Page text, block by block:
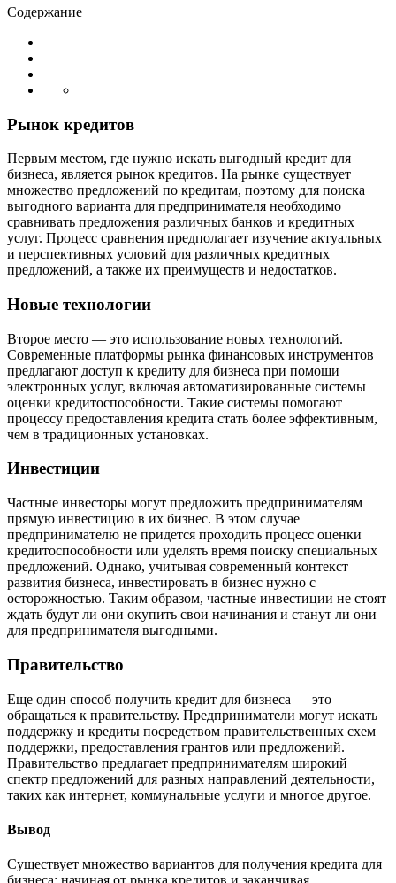
Содержание
Рынок кредитов
Первым местом, где нужно искать выгодный кредит для
бизнеса, является рынок кредитов. На рынке существует
множество предложений по кредитам, поэтому для поиска
выгодного варианта для предпринимателя необходимо
сравнивать предложения различных банков и кредитных
услуг. Процесс сравнения предполагает изучение актуальных
и перспективных условий для различных кредитных
предложений, а также их преимуществ и недостатков.
Новые технологии
Второе место — это использование новых технологий.
Современные платформы рынка финансовых инструментов
предлагают доступ к кредиту для бизнеса при помощи
электронных услуг, включая автоматизированные системы
оценки кредитоспособности. Такие системы помогают
процессу предоставления кредита стать более эффективным,
чем в традиционных установках.
Инвестиции
Частные инвесторы могут предложить предпринимателям
прямую инвестицию в их бизнес. В этом случае
предпринимателю не придется проходить процесс оценки
кредитоспособности или уделять время поиску специальных
предложений. Однако, учитывая современный контекст
развития бизнеса, инвестировать в бизнес нужно с
осторожностью. Таким образом, частные инвестиции не стоят
ждать будут ли они окупить свои начинания и станут ли они
для предпринимателя выгодными.
Правительство
Еще один способ получить кредит для бизнеса — это
обращаться к правительству. Предприниматели могут искать
поддержку и кредиты посредством правительственных схем
поддержки, предоставления грантов или предложений.
Правительство предлагает предпринимателям широкий
спектр предложений для разных направлений деятельности,
таких как интернет, коммунальные услуги и многое другое.
Вывод
Существует множество вариантов для получения кредита для
бизнеса: начиная от рынка кредитов и заканчивая